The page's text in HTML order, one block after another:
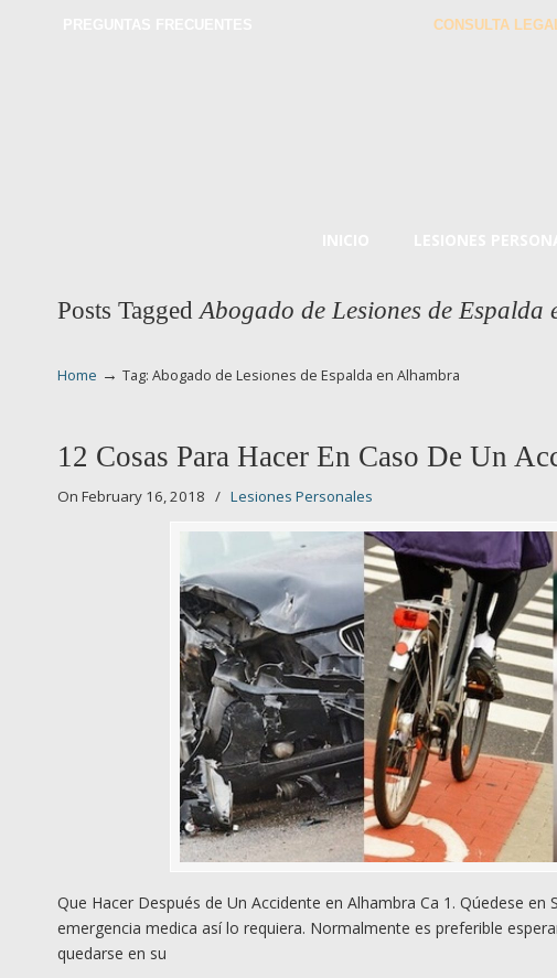
CONSULTA
Posts Tagged Abogado de Lesiones de Espalda
Home → Tag: Abogado de Lesiones de Espalda en Alhambra
12 Cosas Para Hacer En Caso De Un
On February 16, 2018 / Lesiones Personales
Que Hacer Después de Un Accidente en Alhambra Ca 1. Qúedese
emergencia medica así lo requiera. Normalmente es preferible
quedarse en su